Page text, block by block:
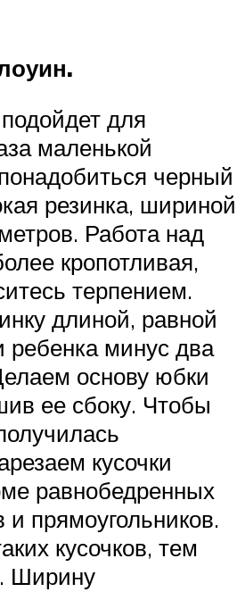
для
маленькой
черный
резинка, шириной
Работа над
кропотливая,
терпением.
длиной, равной
ребенка минус два
основу юбки
ее сбоку. Чтобы
кусочки
равнобедренных
и прямоугольников.
кусочков, тем
Ширину